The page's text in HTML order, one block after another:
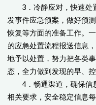
3．冷静应对，快速处
发事件应急预案，做好预
恢复等方面的准备工作。
的应急处置流程报送信息
地予以处置，努力把各类
态，全力做到发现的早、
4．畅通渠道，确保信
相关要求，安全稳定信息